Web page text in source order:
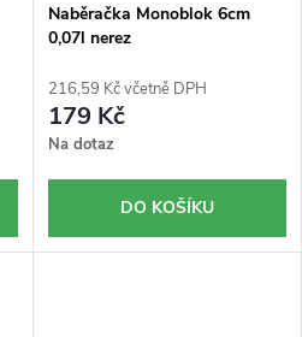
Naběračka Monoblok 6cm
0,07l nerez
216,59 Kč včetně DPH
179 Kč
Na dotaz
DO KOŠÍKU